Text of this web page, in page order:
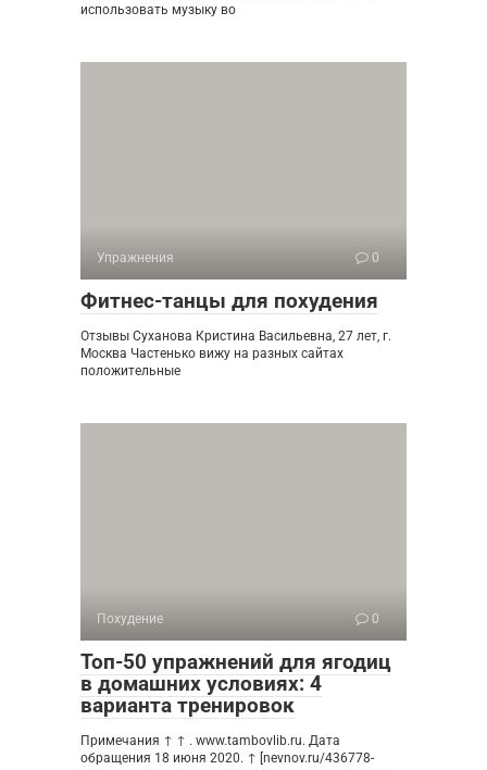
использовать музыку во
Упражнения 0
Фитнес-танцы для похудения
Отзывы Суханова Кристина Васильевна, 27 лет, г.
Москва Частенько вижу на разных сайтах
положительные
Похудение 0
Топ-50 упражнений для ягодиц
в домашних условиях: 4
варианта тренировок
Примечания ↑ ↑ . www.tambovlib.ru. Дата
обращения 18 июня 2020. ↑ [nevnov.ru/436778-